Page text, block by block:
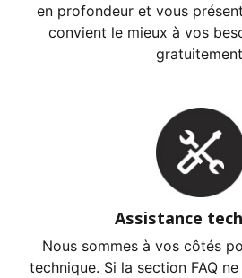
en profondeur et vous
convient le mieux à vos
Assistance
Nous sommes à vos côtés
technique. Si la section FAQ